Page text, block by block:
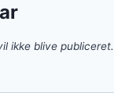
ikke blive publiceret.